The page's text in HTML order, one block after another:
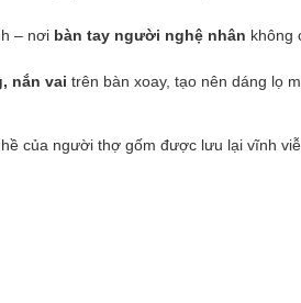
– nơi bàn tay người nghệ nhân không
nắn vai trên bàn xoay, tạo nên dáng lọ
của người thợ gốm được lưu lại vĩnh